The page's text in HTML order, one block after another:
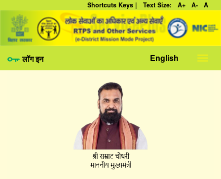
Shortcuts Keys | Text Size: A+ A- A
English
लॉग इन